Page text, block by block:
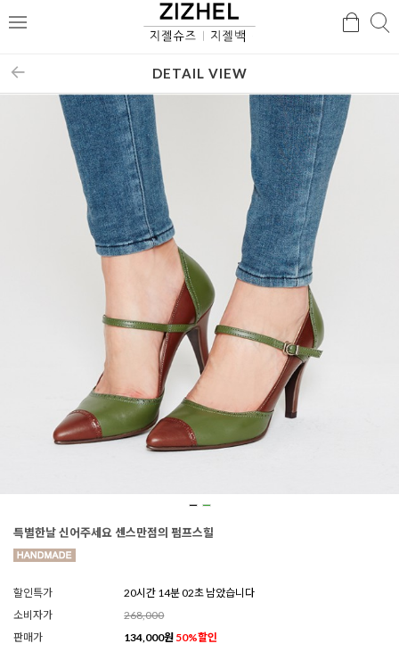
메
검
DETAIL VIEW
특별한날 신어주세요 센스만점의 펌프스힐
할인특가
20시간 13분 59초 남았습니다
소비자가
268,000
판매가
134,000원 50%할인